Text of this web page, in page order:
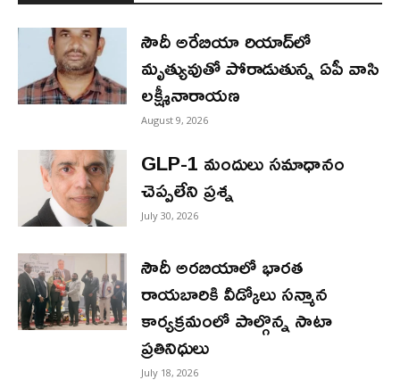
సౌదీ అరేబియా రియాద్‌లో
మృత్యువుతో పోరాడుతున్న ఏపీ వాసి
లక్ష్మీనారాయణ
August 9, 2026
GLP-1 మందులు సమాధానం
చెప్పలేని ప్రశ్న
July 30, 2026
సౌదీ అరబియాలో భారత
రాయబారికి వీడ్కోలు సన్మాన
కార్యక్రమంలో పాల్గొన్న సాటా
ప్రతినిధులు
July 18, 2026